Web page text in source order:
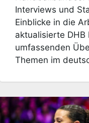
Interviews und
Einblicke in die
aktualisierte DHB
umfassenden
Themen im